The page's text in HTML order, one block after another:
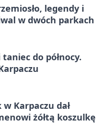
legendy i
w dwóch parkach
do północy.
Karpaczu dał
żółtą koszulkę